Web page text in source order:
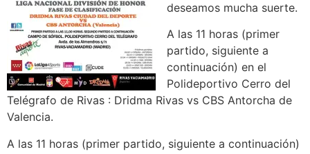
deseamos mucha suerte.
A las 11 horas (primer
partido, siguiente a
continuación) en el
Polideportivo Cerro del
Telégrafo de Rivas : Dridma Rivas vs CBS Antorcha de
Valencia.
A las 11 horas (primer partido, siguiente a continuación)